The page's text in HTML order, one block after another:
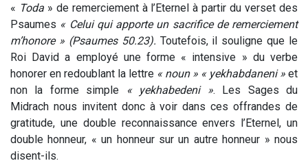
« Toda» de remerciement à l’Eternel à partir du verset des
Psaumes « Celui qui apporte un sacrifice de remerciement
m’honore » (Psaumes 50.23). Toutefois, il souligne que le
Roi David a employé une forme « intensive » du verbe
honorer en redoublant la lettre « noun » « yekhabdaneni » et
non la forme simple
« yekhabedeni ». Les Sages du
Midrach nous invitent donc à voir dans ces offrandes de
gratitude, une double reconnaissance envers l’Eternel, un
double honneur, « un honneur sur un autre honneur » nous
disent-ils.